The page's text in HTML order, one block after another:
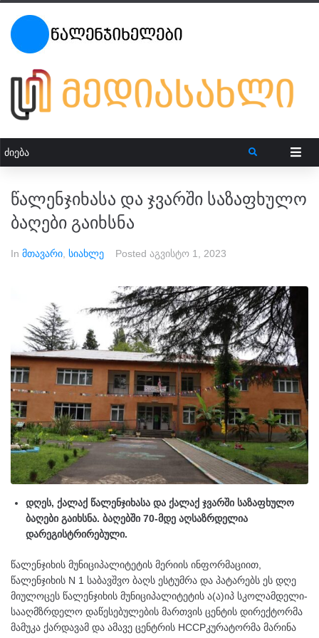
წალენჯიხასა და ჯვარში საზაფხულო
ბაღები გაიხსნა
In მთავარი სიახლე Posted აგვისტო 1, 2023
დღეს, ქალაქ წალენჯიხასა და ქალაქ ჯვარში საზაფხულო
ბაღები გაიხსნა. ბაღებში 70-მდე აღსაზრდელია
დარეგისტრირებული.
წალენჯიხის მუნიციპალიტეტის მერიის ინფორმაციით,
წალენჯიხის N 1 საბავშვო ბაღს ესტუმრა და პატარებს ეს დღე
მიულოცეს წალენჯიხის მუნიციპალიტეტის ა(ა)იპ სკოლამდელი-
სააღმზრდელო დაწესებულების მართვის ცენტის დირექტორმა
მამუკა ქარდავამ და ამავე ცენტრის HCCPკურატორმა მარინა